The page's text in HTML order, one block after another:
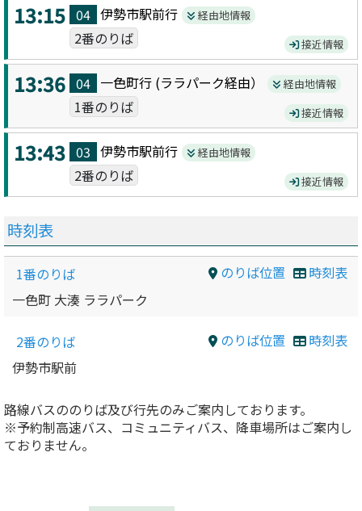
13:15 04 伊勢市駅前行 経由地情報
2番のりば 接近情報
13:36 04 一色町行 (ララパーク経由） 経由地情報
1番のりば 接近情報
13:43 03 伊勢市駅前行 経由地情報
2番のりば 接近情報
時刻表
のりば位置 時刻表
1番のりば
一色町 大湊 ララパーク
のりば位置 時刻表
2番のりば
伊勢市駅前
路線バスののりば及び行先のみご案内しております。
※予約制高速バス、コミュニティバス、降車場所はご案内し
ておりません。